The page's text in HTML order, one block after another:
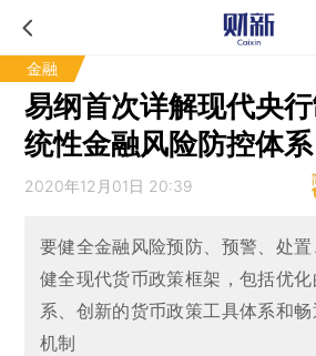
金融
易纲首次详解现代央
统性金融风险防控体系
2020年12月01日 20:39
要健全金融风险预防、预警、处置
健全现代货币政策框架，包括优
系、创新的货币政策工具体系和
机制